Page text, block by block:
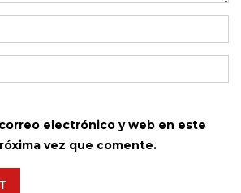
electrónico y web en este
vez que comente.